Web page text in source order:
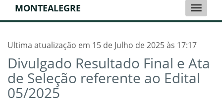
Toggle
MONTEALEGRE
Ultima atualização em 15 de Julho de 2025 às 17:17
Divulgado Resultado Final e Ata
de Seleção referente ao Edital
05/2025